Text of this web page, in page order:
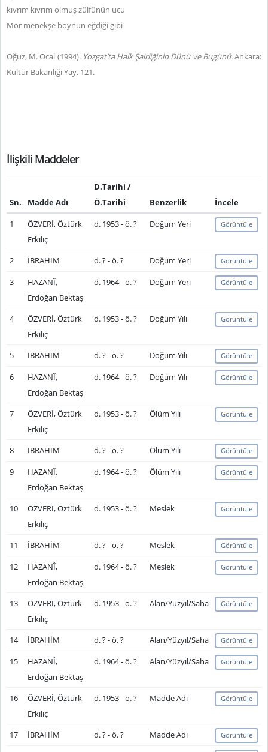
kıvrım kıvrım olmuş zülfünün ucu
Mor menekşe boynun eğdiği gibi
Oğuz, M. Öcal (1994). Yozgat’ta Halk Şairliğinin Dünü ve Bugünü.Ankara:
Kültür Bakanlığı Yay. 121.
İlişkili Maddeler
Sn. Madde Adı
D.Tarihi /
Ö.Tarihi
Benzerlik
İncele
1
ÖZVERİ, Öztürk
Erkılıç
d. 1953 - ö. ? Doğum Yeri Görüntüle
2 İBRAHİM d. ? - ö. ? Doğum Yeri Görüntüle
3
HAZANÎ,
Erdoğan Bektaş
d. 1964 - ö. ? Doğum Yeri Görüntüle
4
ÖZVERİ, Öztürk
Erkılıç
d. 1953 - ö. ? Doğum Yılı Görüntüle
5 İBRAHİM d. ? - ö. ? Doğum Yılı Görüntüle
6
HAZANÎ,
Erdoğan Bektaş
d. 1964 - ö. ? Doğum Yılı Görüntüle
7
ÖZVERİ, Öztürk
Erkılıç
d. 1953 - ö. ? Ölüm Yılı Görüntüle
8 İBRAHİM d. ? - ö. ? Ölüm Yılı Görüntüle
9
HAZANÎ,
Erdoğan Bektaş
d. 1964 - ö. ? Ölüm Yılı Görüntüle
10
ÖZVERİ, Öztürk
Erkılıç
d. 1953 - ö. ? Meslek Görüntüle
11 İBRAHİM d. ? - ö. ? Meslek Görüntüle
12
HAZANÎ,
Erdoğan Bektaş
d. 1964 - ö. ? Meslek Görüntüle
13
ÖZVERİ, Öztürk
Erkılıç
d. 1953 - ö. ? Alan/Yüzyıl/Saha Görüntüle
14 İBRAHİM d. ? - ö. ? Alan/Yüzyıl/Saha Görüntüle
15
HAZANÎ,
Erdoğan Bektaş
d. 1964 - ö. ? Alan/Yüzyıl/Saha Görüntüle
16
ÖZVERİ, Öztürk
Erkılıç
d. 1953 - ö. ? Madde Adı Görüntüle
17 İBRAHİM d. ? - ö. ? Madde Adı Görüntüle